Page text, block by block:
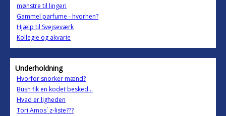
mønstre til lingeri
Gammel parfume - hvorhen?
Hjælp til Svejseværk
Kollegie og akvarie
Underholdning
Hvorfor snorker mænd?
Bush fik en kodet besked...
Hvad er ligheden
Tori Amos´ z-liste???